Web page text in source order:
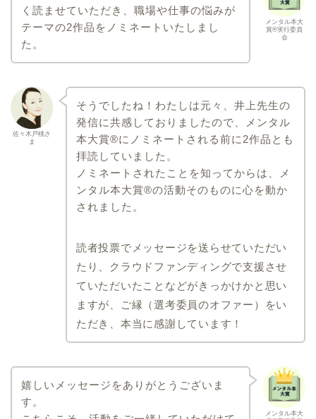
メンタル本大
賞®実行委員
会
く読ませていただき、職場や仕事の悩みが
テーマの2作品をノミネートいたしまし
た。
佐々木戸桃さ
ま
そうでしたね！わたしは元々、井上先生の
発信に共感しておりましたので、メンタル
本大賞®にノミネートされる前に2作品とも
拝読していました。
ノミネートされたことを知ってからは、メ
ンタル本大賞®︎の活動そのものに心を動か
されました。
読者投票でメッセージを送らせていただい
たり、クラウドファンディングで支援させ
ていただいたことなどがきっかけかと思い
ますが、ご縁（選考委員のオファー）をい
ただき、本当に感謝しています！
メンタル本大
嬉しいメッセージをありがとうございま
す。